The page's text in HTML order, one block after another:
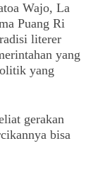
Wajo, La
Puang Ri
literer
yang
yang
gerakan
bisa